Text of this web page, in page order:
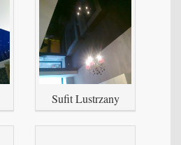
Sufit Lustrzany